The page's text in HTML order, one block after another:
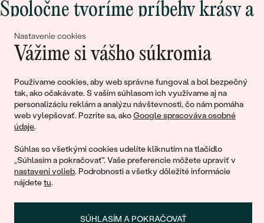
Nastavenie cookies
Vážime si vášho súkromia
Používame cookies, aby web správne fungoval a bol bezpečný
tak, ako očakávate. S vaším súhlasom ich využívame aj na
personalizáciu reklám a analýzu návštevnosti, čo nám pomáha
web vylepšovať. Pozrite sa, akoGoogle spracováva osobné
údaje.
Súhlas so všetkými cookies udelíte kliknutím na tlačidlo
„Súhlasím a pokračovať". Vaše preferencie môžete upraviť v
nastavení volieb. Podrobnosti a všetky dôležité informácie
nájdetetu.
SÚHLASÍM A POKRAČOVAŤ
Spoločne tvoríme príbehy krásy a
lásky
© 2011 - 2026, Eppi.sk